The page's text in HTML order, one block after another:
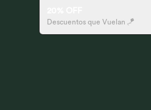
Descuentos que Vuelan 🪁